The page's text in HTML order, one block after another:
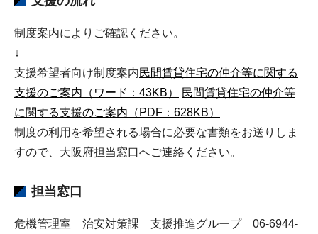
制度案内によりご確認ください。
↓
支援希望者向け制度案内民間賃貸住宅の仲介等に関する
支援のご案内（ワード：43KB）
民間賃貸住宅の仲介等
に関する支援のご案内（PDF：628KB）
制度の利用を希望される場合に必要な書類をお送りしま
すので、大阪府担当窓口へご連絡ください。
担当窓口
危機管理室 治安対策課 支援推進グループ 06-6944-